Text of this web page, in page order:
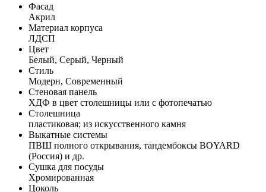
Фасад
Акрил
Материал корпуса
ЛДСП
Цвет
Белый, Серый, Черный
Стиль
Модерн, Современный
Стеновая панель
ХДФ в цвет столешницы или с фотопечатью
Столешница
пластиковая; из искусственного камня
Выкатные системы
ПВШ полного открывания, тандембоксы BOYARD
(Россия) и др.
Сушка для посуды
Хромированная
Цоколь